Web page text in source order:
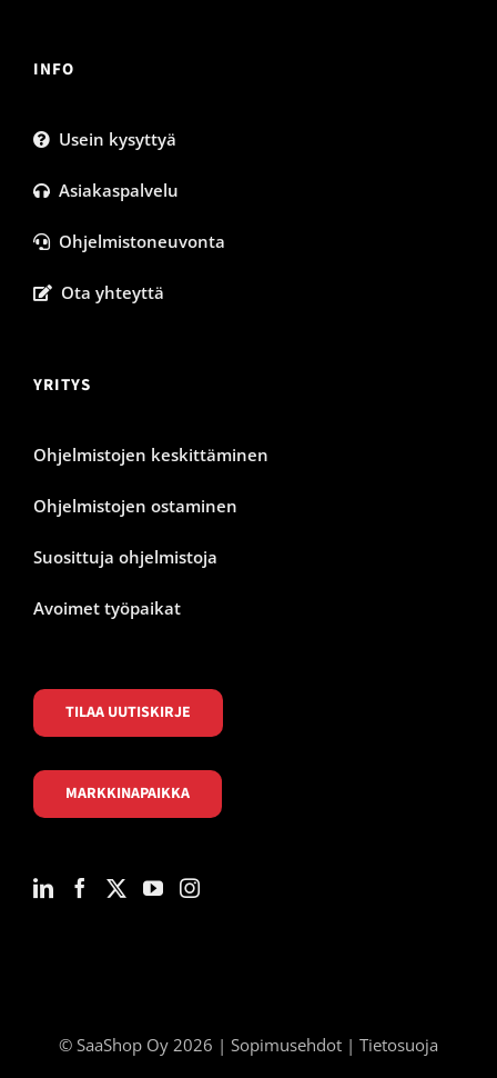
INFO
Usein kysyttyä
Asiakaspalvelu
Ohjelmistoneuvonta
Ota yhteyttä
YRITYS
Ohjelmistojen keskittäminen
Ohjelmistojen ostaminen
Suosittuja ohjelmistoja
Avoimet työpaikat
TILAA UUTISKIRJE
MARKKINAPAIKKA
© SaaShop Oy 2026 | Sopimusehdot | Tietosuoja